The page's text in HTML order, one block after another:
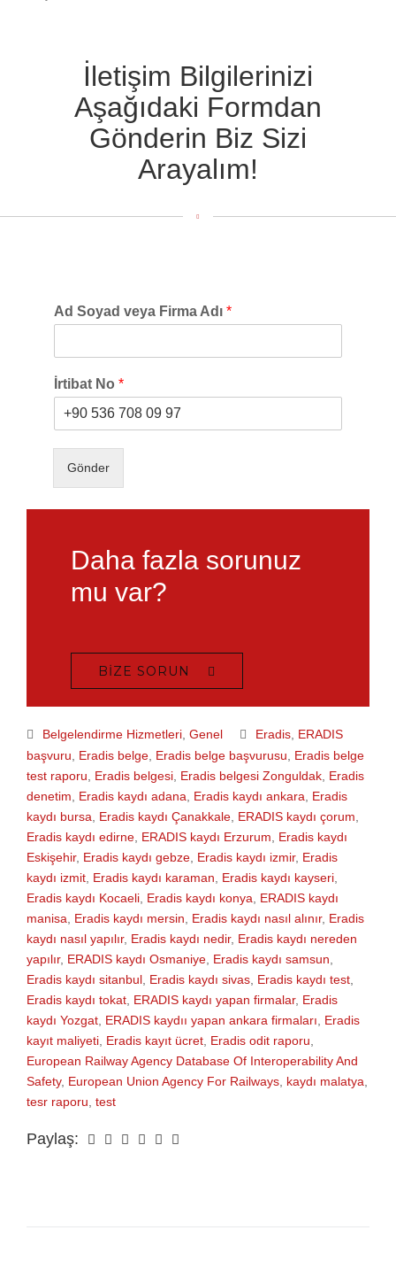
İletişim Bilgilerinizi
Aşağıdaki Formdan
Gönderin Biz Sizi
Arayalım!
Ad Soyad veya Firma Adı *
İrtibat No *
Gönder
Daha fazla sorunuz
mu var?
BIZE SORUN
Belgelendirme Hizmetleri, Genel Eradis, ERADIS
başvuru, Eradis belge, Eradis belge başvurusu, Eradis belge
test raporu, Eradis belgesi, Eradis belgesi Zonguldak, Eradis
denetim, Eradis kaydı adana, Eradis kaydı ankara, Eradis
kaydı bursa, Eradis kaydı Çanakkale, ERADIS kaydı çorum,
Eradis kaydı edirne, ERADIS kaydı Erzurum, Eradis kaydı
Eskişehir, Eradis kaydı gebze, Eradis kaydı izmir, Eradis
kaydı izmit, Eradis kaydı karaman, Eradis kaydı kayseri,
Eradis kaydı Kocaeli, Eradis kaydı konya, ERADIS kaydı
manisa, Eradis kaydı mersin, Eradis kaydı nasıl alınır, Eradis
kaydı nasıl yapılır, Eradis kaydı nedir, Eradis kaydı nereden
yapılır, ERADIS kaydı Osmaniye, Eradis kaydı samsun,
Eradis kaydı sitanbul, Eradis kaydı sivas, Eradis kaydı test,
Eradis kaydı tokat, ERADIS kaydı yapan firmalar, Eradis
kaydı Yozgat, ERADIS kaydıı yapan ankara firmaları, Eradis
kayıt maliyeti, Eradis kayıt ücret, Eradis odit raporu,
European Railway Agency Database Of Interoperability And
Safety, European Union Agency For Railways, kaydı malatya,
tesr raporu, test
Paylaş: